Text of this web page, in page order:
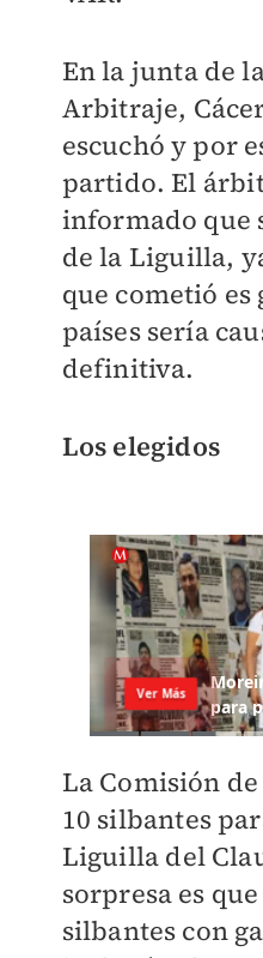
En la junta de
Arbitraje,
escuchó y por
partido. El
informado que
de la Liguilla,
que cometió es
países sería
definitiva.
Los elegidos
La Comisión
10 silbantes
Liguilla del
sorpresa es
silbantes con